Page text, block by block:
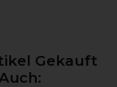
Gekauft